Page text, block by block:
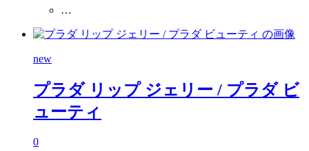
…
new
プラダ リップ ジェリー / プラダ ビ
ューティ
0